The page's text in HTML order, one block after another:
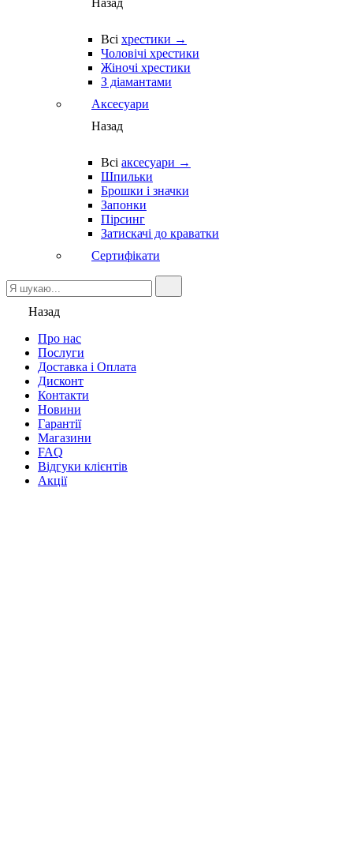
Назад
Всі хрестики →
Чоловічі хрестики
Жіночі хрестики
З діамантами
Аксесуари
Назад
Всі аксесуари →
Шпильки
Брошки і значки
Запонки
Пірсинг
Затискачі до краватки
Сертифікати
Назад
Про нас
Послуги
Доставка і Оплата
Дисконт
Контакти
Новини
Гарантії
Магазини
FAQ
Відгуки клієнтів
Акції